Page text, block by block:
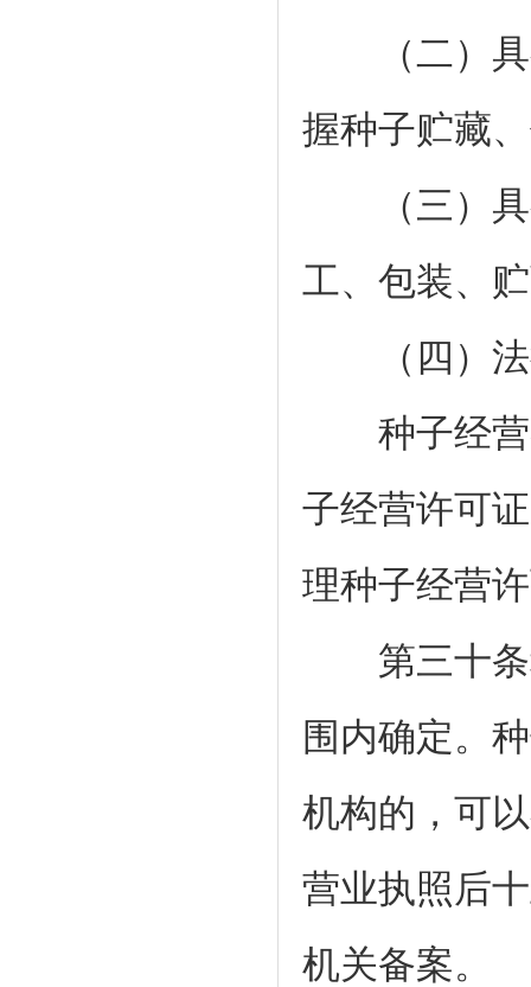
（二）具
握种子贮藏
（三）具
工、包装、
（四）法
种子经营
子经营许可
理种子经营
第三十条
围内确定。
机构的，可
营业执照后
机关备案。